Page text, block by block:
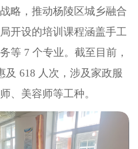
，推动杨陵区城乡融合
开设的培训课程涵盖手工
等 7 个专业。截至目前，
及 618 人次，涉及家政服
、美容师等工种。